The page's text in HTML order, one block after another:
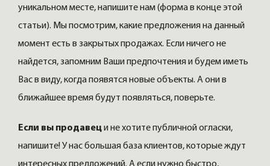
уникальном месте, напишите нам (форма в конце этой
статьи). Мы посмотрим, какие предложения на данный
момент есть в закрытых продажах. Если ничего не
найдется, запомним Ваши предпочтения и будем иметь
Вас в виду, когда появятся новые объекты. А они в
ближайшее время будут появляться, поверьте.
Если вы продавеци не хотите публичной огласки,
напишите! У нас большая база клиентов, которые ждут
интересных предложений. А если нужно быстро,